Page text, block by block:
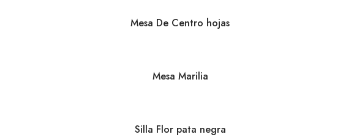
Mesa De Centro hojas
Mesa Marilia
Silla Flor pata negra